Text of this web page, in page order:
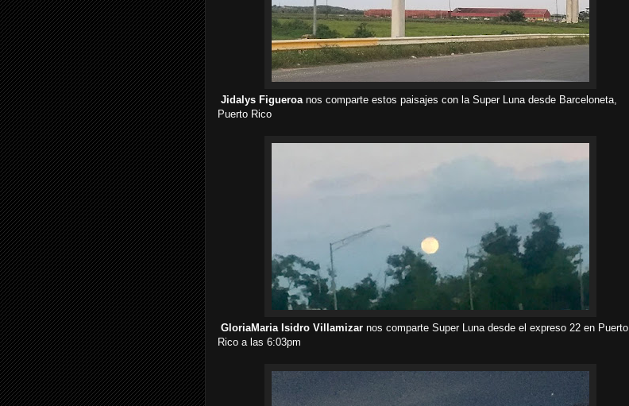
Jidalys Figueroa nos comparte estos paisajes con la Super Luna desde Barceloneta,
Puerto Rico
GloriaMaria Isidro Villamizar nos comparte Super Luna desde el expreso 22 en Puerto
Rico a las 6:03pm